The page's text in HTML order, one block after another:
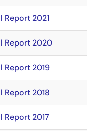
Report 2021
Report 2020
Report 2019
Report 2018
Report 2017